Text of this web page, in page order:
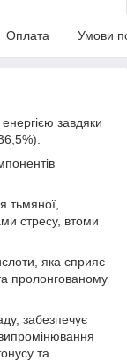
Оплата Умови
енергією завдяки
тьмяної,
стресу, втоми
яка сприяє
пролонгованому
забезпечує
та